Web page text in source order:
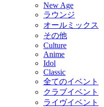
New Age
ラウンジ
オールミックス
その他
Culture
Anime
Idol
Classic
全てのイベント
クラブイベント
ライヴイベント